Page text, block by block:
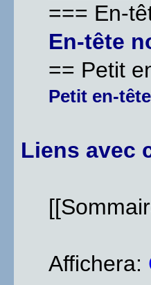
=== En-
En-tête
== Petit
Petit en-tête
Liens avec
Affichera: